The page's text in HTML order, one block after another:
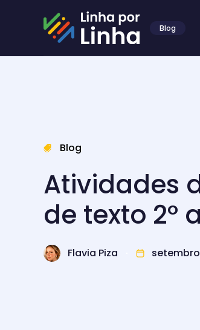
Blog
Blog
Atividades
de texto 2º
Flavia Piza